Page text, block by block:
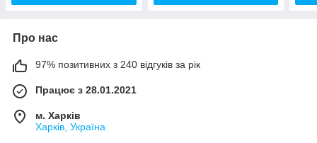
Про нас
97% позитивних з 240 відгуків за рік
Працює з 28.01.2021
м. Харків
Харків, Україна